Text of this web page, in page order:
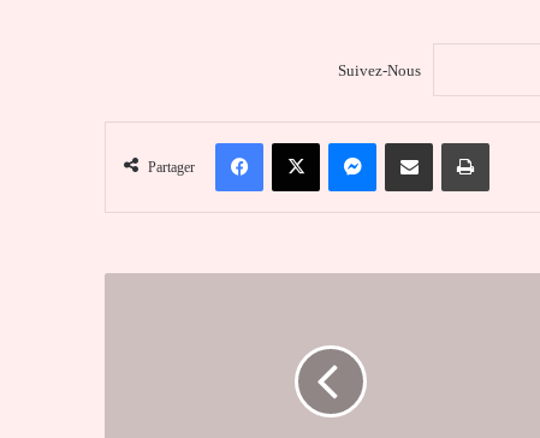
Suivez-Nous
Partager
FacebookX MessengerPartager par email Imprimer